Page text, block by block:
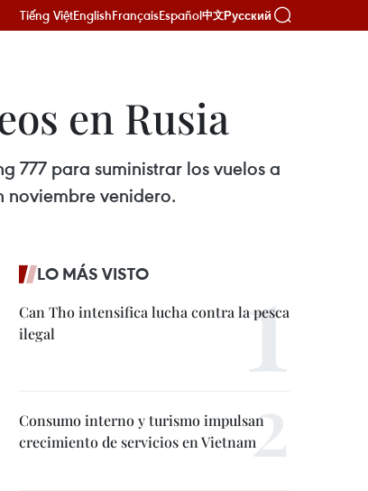
Tiếng ViệtEnglishFrançaisEspañol中文Русский
en Rusia
777 para suministrar los vuelos a
noviembre venidero.
LO MÁS VISTO
Can Tho intensifica lucha contra la pesca
ilegal
Consumo interno y turismo impulsan
crecimiento de servicios en Vietnam